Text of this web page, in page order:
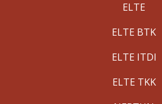
ELTE
ELTE BTK
ELTE ITDI
ELTE TKK